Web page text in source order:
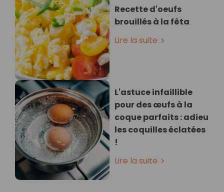
Recette d'oeufs
brouillés à la fêta
Lire la suite
L'astuce infaillible
pour des œufs à la
coque parfaits : adieu
les coquilles éclatées
!
Lire la suite